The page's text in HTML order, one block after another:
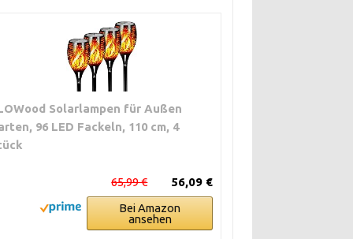
Solarlampen für Außen
96 LED Fackeln, 110 cm, 4
56,09 €
65,99 €
Bei Amazon
ansehen